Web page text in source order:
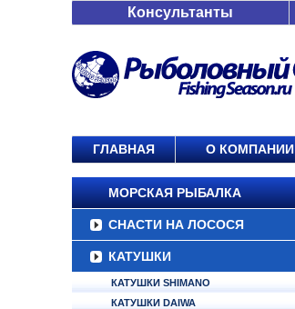
Консультанты
ГЛАВНАЯ О КОМПАНИИ
МОРСКАЯ РЫБАЛКА
СНАСТИ НА ЛОСОСЯ
КАТУШКИ
КАТУШКИ SHIMANO
КАТУШКИ DAIWA